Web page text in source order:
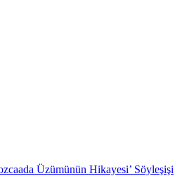
Üzümünün Hikayesi’ Söyleşişi